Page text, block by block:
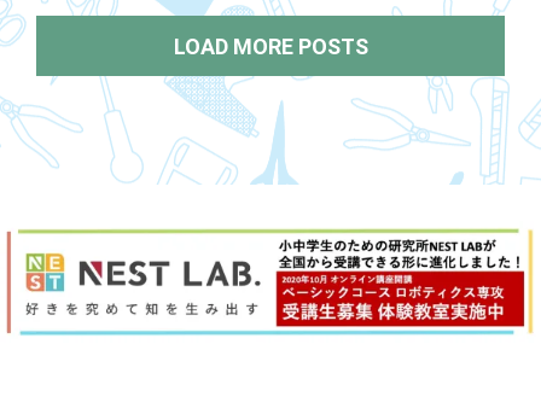
LOAD MORE POSTS